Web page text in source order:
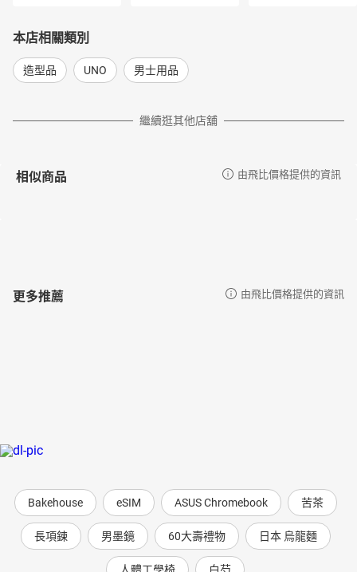
本店相關類別
造型品 UNO 男士用品
繼續逛其他店舖
相似商品 由飛比價格提供的資訊
更多推薦 由飛比價格提供的資訊
Bakehouse eSIM ASUS Chromebook 苦茶
長項鍊 男墨鏡 60大壽禮物 日本 烏龍麵